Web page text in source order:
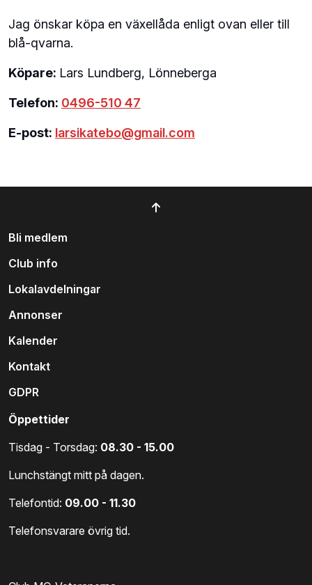
Jag önskar köpa en växellåda enligt ovan eller till
blå-qvarna.
Köpare: Lars Lundberg, Lönneberga
Telefon: 0496-510 47
E-post: larsikatebo@gmail.com
Bli medlem
Club info
Lokalavdelningar
Annonser
Kalender
Kontakt
GDPR
Öppettider
Tisdag - Torsdag: 08.30 - 15.00
Lunchstängt mitt på dagen.
Telefontid: 09.00 - 11.30
Telefonsvarare övrig tid.